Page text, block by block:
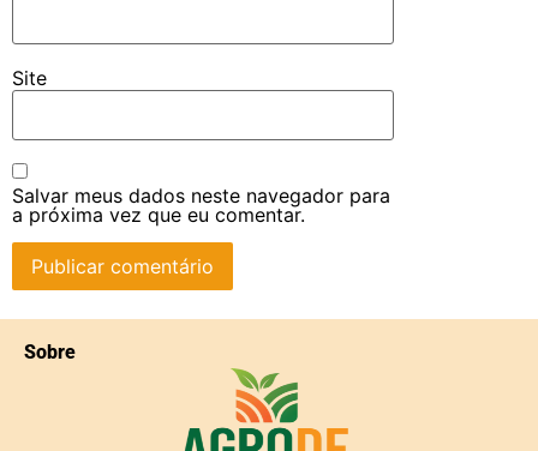
Site
Salvar meus dados neste navegador para
a próxima vez que eu comentar.
Sobre